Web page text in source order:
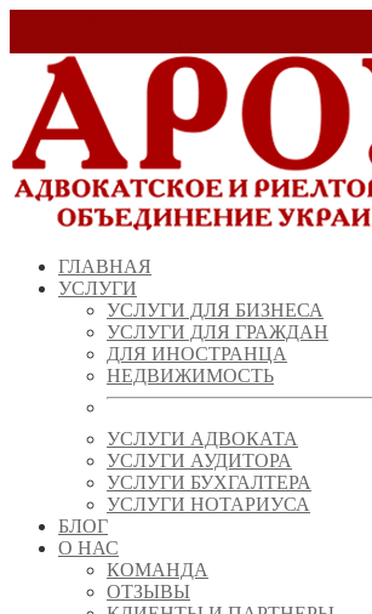
ГЛАВНАЯ
УСЛУГИ
УСЛУГИ ДЛЯ БИЗНЕСА
УСЛУГИ ДЛЯ ГРАЖДАН
ДЛЯ ИНОСТРАНЦА
НЕДВИЖИМОСТЬ
УСЛУГИ АДВОКАТА
УСЛУГИ АУДИТОРА
УСЛУГИ БУХГАЛТЕРА
УСЛУГИ НОТАРИУСА
БЛОГ
О НАС
КОМАНДА
ОТЗЫВЫ